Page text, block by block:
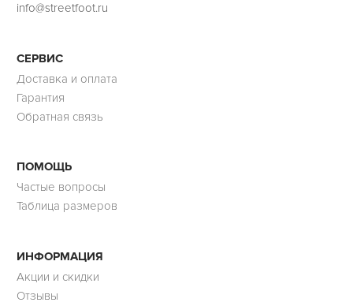
info@streetfoot.ru
СЕРВИС
Доставка и оплата
Гарантия
Обратная связь
ПОМОЩЬ
Частые вопросы
Таблица размеров
ИНФОРМАЦИЯ
Акции и скидки
Отзывы